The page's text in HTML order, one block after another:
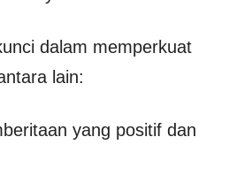
dalam memperkuat
lain:
yang positif dan